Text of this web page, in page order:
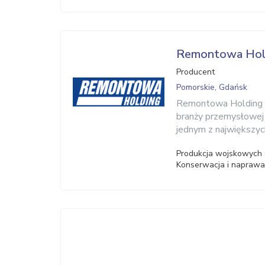
Remontowa
Producent
Pomorskie, Gdańsk
Remontowa
branży
jednym z
Produkcja wojskowych
Konserwacja i